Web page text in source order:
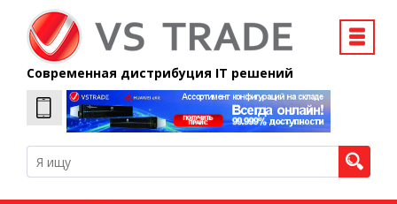
Современная дистрибуция IT решений